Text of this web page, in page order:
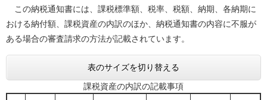
この納税通知書には、課税標準額、税率、税額、納期、各納期に
おける納付額、課税資産の内訳のほか、納税通知書の内容に不服が
ある場合の審査請求の方法が記載されています。
表のサイズを切り替える
課税資産の内訳の記載事項